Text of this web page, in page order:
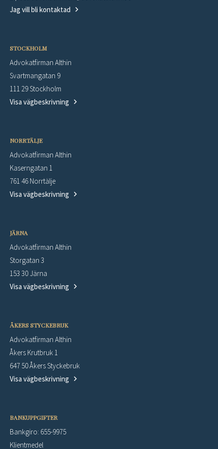
Jag vill bli kontaktad
STOCKHOLM
Advokatfirman Althin
Svartmangatan 9
111 29 Stockholm
Visa vägbeskrivning
NORRTÄLJE
Advokatfirman Althin
Kaserngatan 1
761 46 Norrtälje
Visa vägbeskrivning
JÄRNA
Advokatfirman Althin
Storgatan 3
153 30 Järna
Visa vägbeskrivning
ÅKERS STYCKEBRUK
Advokatfirman Althin
Åkers Krutbruk 1
647 50 Åkers Styckebruk
Visa vägbeskrivning
BANKUPPGIFTER
Bankgiro: 655-9975
Klientmedel